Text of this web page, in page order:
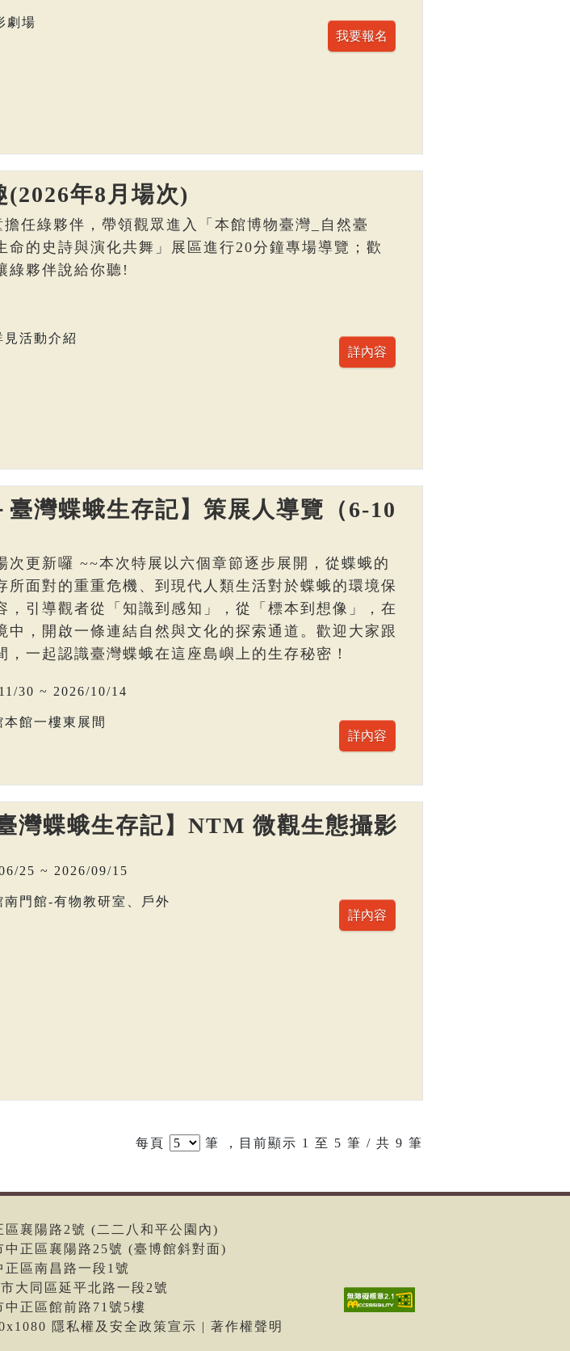
劇場
(2026年8月場次)
任綠夥伴，帶領觀眾進入「本館博物臺灣_自然臺
命的史詩與演化共舞」展區進行20分鐘專場導覽；歡
綠夥伴說給你聽!
見活動介紹
臺灣蝶蛾生存記】策展人導覽（6-10
更新囉 ~~本次特展以六個章節逐步展開，從蝶蛾的
所面對的重重危機、到現代人類生活對於蝶蛾的環境保
，引導觀者從「知識到感知」，從「標本到想像」，在
中，開啟一條連結自然與文化的探索通道。歡迎大家跟
，一起認識臺灣蝶蛾在這座島嶼上的生存秘密！
30 ~ 2026/10/14
本館一樓東展間
灣蝶蛾生存記】NTM 微觀生態攝影
25 ~ 2026/09/15
南門館-有物教研室、戶外
每頁 筆 ，目前顯示 1 至 5 筆 / 共 9 筆
襄陽路2號 (二二八和平公園內)
正區襄陽路25號 (臺博館斜對面)
區南昌路一段1號
大同區延平北路一段2號
正區館前路71號5樓
隱私權及安全政策宣示 | 著作權聲明